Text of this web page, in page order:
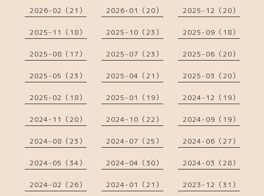
2026-02（21） 2026-01（20） 2025-12（20）
2025-11（18） 2025-10（23） 2025-09（18）
2025-08（17） 2025-07（23） 2025-06（20）
2025-05（23） 2025-04（21） 2025-03（20）
2025-02（18） 2025-01（19） 2024-12（19）
2024-11（20） 2024-10（22） 2024-09（19）
2024-08（23） 2024-07（25） 2024-06（27）
2024-05（34） 2024-04（30） 2024-03（28）
2024-02（26） 2024-01（21） 2023-12（31）